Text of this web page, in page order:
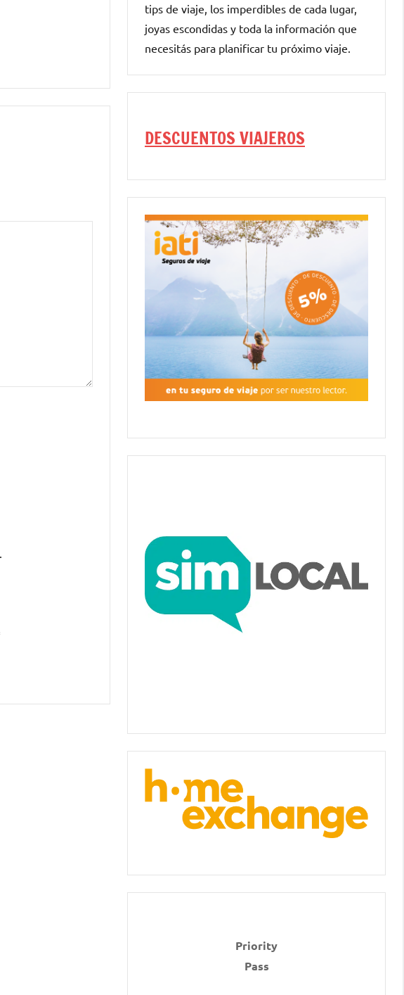
tips de viaje, los imperdibles de cada lugar,
joyas escondidas y toda la información que
necesitás para planificar tu próximo viaje.
DESCUENTOS VIAJEROS
Priority
Pass